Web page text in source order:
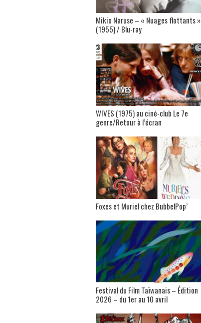
Mikio Naruse – « Nuages flottants »
(1955) / Blu-ray
WIVES (1975) au ciné-club Le 7e
genre/Retour à l’écran
Foxes et Muriel chez BubbelPop’
Festival du Film Taïwanais – Édition
2026 – du 1er au 10 avril